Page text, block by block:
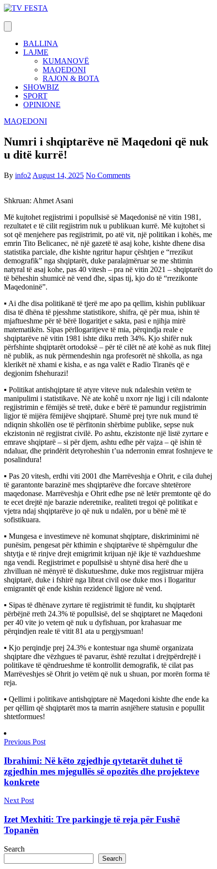
Skip
content
BALLINA
LAJME
KUMANOVË
MAQEDONI
RAJON & BOTA
SHOWBIZ
SPORT
OPINIONE
MAQEDONI
Numri i shqiptarëve në Maqedoni që nuk
u ditë kurrë!
By info2 August 14, 2025 No Comments
Shkruan: Ahmet Asani
Më kujtohet regjistrimi i popullsisë së Maqedonisë në vitin 1981,
rezultatet e të cilit regjistrim nuk u publikuan kurrë. Më kujtohet si
sot që menjehere pas regjistrimit, po atë vit, një politikan i kohës, me
emrin Tito Belicanec, në një gazetë të asaj kohe, kishte dhene disa
statistika parciale, dhe kishte ngritur hapur çështjen e “rrezikut
demografik” nga shqiptarët, duke paralajmëruar se me shtimin
natyral të asaj kohe, pas 40 vitesh – pra në vitin 2021 – shqiptarët do
të bëheshin shumicë në vend dhe, sipas tij, kjo do të “rrezikonte
Maqedoninë”.
▪︎ Ai dhe disa politikanë të tjerë me apo pa qellim, kishin publikuar
disa të dhëna të pjesshme statistikore, shifra, që për mua, ishin të
mjaftueshme për të bërë llogaritjet e sakta, pasi e njihja mirë
matematikën. Sipas përllogaritjeve të mia, përqindja reale e
shqiptarëve në vitin 1981 ishte diku rreth 34%. Kjo shifër nuk
përfshinte shqiptarët ortodoksë – për të cilët në atë kohë as nuk flitej
në publik, as nuk përmendeshin nga profesorët në shkolla, as nga
klerikët në xhami e kisha, e as nga valët e Radio Tiranës që e
degjonim fshehurazi!
▪︎ Politikat antishqiptare të atyre viteve nuk ndaleshin vetëm te
manipulimi i statistikave. Në ate kohê u nxorr nje ligj i cili ndalonte
regjistrimin e fëmijës së tretë, duke e bërë të pamundur regjistrimin
ligjor të mijëra fëmijëve shqiptarë. Shumë prej tyre nuk mund të
ndiqnin shkollën ose të përfitonin shërbime publike, sepse nuk
ekzistonin në regjistrat civilë. Po ashtu, ekzistonte një listë zyrtare e
emrave shqiptarë – si për djem, ashtu edhe për vajza – që ishin të
ndaluar, dhe prindërit detyroheshin t’ua nderronin emrat foshnjeve te
posalindura!
▪︎ Pas 20 vitesh, erdhi viti 2001 dhe Marrëveshja e Ohrit, e cila duhej
të garantonte barazinë mes shqiptarëve dhe forcave shtetërore
maqedonase. Marrëveshja e Ohrit edhe pse në letër premtonte që do
te ecet drejtë nje barazie nderetnike, realiteti tregoi që politikat e
vjetra ndaj shqiptarëve jo që nuk u ndalën, por u bënë më të
sofistikuara.
▪︎ Mungesa e investimeve në komunat shqiptare, diskriminimi në
punësim, pengesat për kthimin e shqiptarëve të shpërngulur dhe
shtytja e të rinjve drejt emigrimit krijuan një ikje të vazhdueshme
nga vendi. Regjistrimet e popullsisë u shtynë disa herë dhe u
zhvilluan në mënyrë të diskutueshme, duke mos regjistruar mijëra
shqiptarë, duke i fshirë nga librat civil ose duke mos i llogaritur
emigrantët që ende kishin rezidencë ligjore në vend.
▪︎ Sipas të dhënave zyrtare të regjistrimit të fundit, ku shqiptarët
përbëjnë rreth 24.3% të popullsisë, del se shqiptaret ne Maqedoni
per 40 vite jo vetem që nuk u dyfishuan, por krahasuar me
përqindjen reale të vitit 81 ata u pergjysmuan!
▪︎ Kjo perqindje prej 24.3% e kontestuar nga shumë organizata
shqiptare dhe vëzhgues të pavarur, është rezultat i drejtpërdrejtë i
politikave të qëndrueshme të kontrollit demografik, të cilat pas
Marrëveshjes së Ohrit jo vetëm që nuk u shuan, por morën forma të
reja.
▪︎ Qellimi i politikave antishqiptare në Maqedoni kishte dhe ende ka
per qëllim që shqiptarët mos ta marrin asnjëhere statusin e popullit
shtetformues!
Previous Post
Ibrahimi: Në këto zgjedhje qytetarët duhet të
zgjedhin mes mjegullës së opozitës dhe projekteve
konkrete
Next Post
Izet Mexhiti: Tre parkingje të reja për Fushë
Topanën
Search
Search